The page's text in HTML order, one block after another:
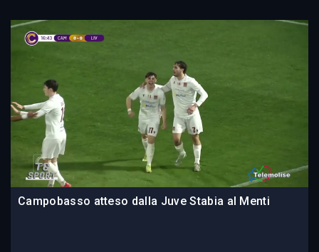
Campobasso atteso dalla Juve Stabia al Menti